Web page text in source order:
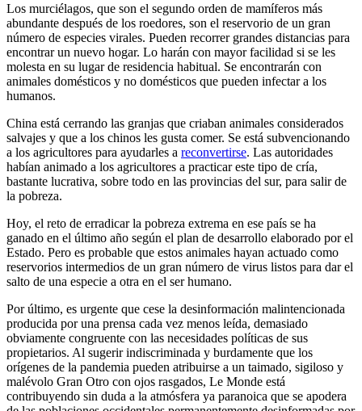
Los murciélagos, que son el segundo orden de mamíferos más
abundante después de los roedores, son el reservorio de un gran
número de especies virales. Pueden recorrer grandes distancias para
encontrar un nuevo hogar. Lo harán con mayor facilidad si se les
molesta en su lugar de residencia habitual. Se encontrarán con
animales domésticos y no domésticos que pueden infectar a los
humanos.
China está cerrando las granjas que criaban animales considerados
salvajes y que a los chinos les gusta comer. Se está subvencionando
a los agricultores para ayudarles a reconvertirse. Las autoridades
habían animado a los agricultores a practicar este tipo de cría,
bastante lucrativa, sobre todo en las provincias del sur, para salir de
la pobreza.
Hoy, el reto de erradicar la pobreza extrema en ese país se ha
ganado en el último año según el plan de desarrollo elaborado por el
Estado. Pero es probable que estos animales hayan actuado como
reservorios intermedios de un gran número de virus listos para dar el
salto de una especie a otra en el ser humano.
Por último, es urgente que cese la desinformación malintencionada
producida por una prensa cada vez menos leída, demasiado
obviamente congruente con las necesidades políticas de sus
propietarios. Al sugerir indiscriminada y burdamente que los
orígenes de la pandemia pueden atribuirse a un taimado, sigiloso y
malévolo Gran Otro con ojos rasgados, Le Monde está
contribuyendo sin duda a la atmósfera ya paranoica que se apodera